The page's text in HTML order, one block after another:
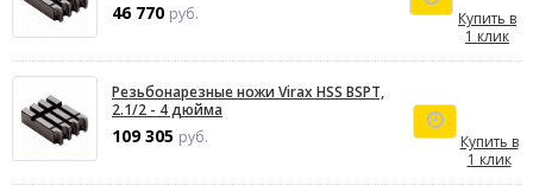
46 770 руб.
Купить в
1 клик
Резьбонарезные ножи Virax HSS BSPT,
2.1/2 - 4 дюйма
109 305 руб.
Купить в
1 клик